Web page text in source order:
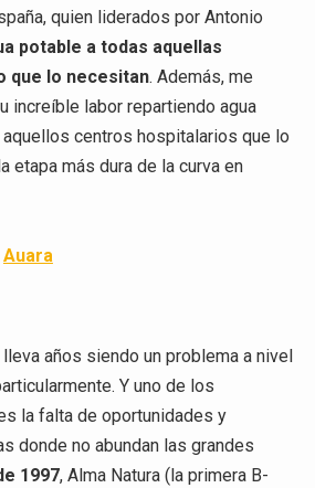
quien liderados por Antonio
potable a todas aquellas
que lo necesitan. Además, me
increíble labor repartiendo agua
centros hospitalarios que lo
etapa más dura de la curva en
Auara
años siendo un problema a nivel
Y uno de los
la falta de oportunidades y
donde no abundan las grandes
1997, Alma Natura (la primera B-